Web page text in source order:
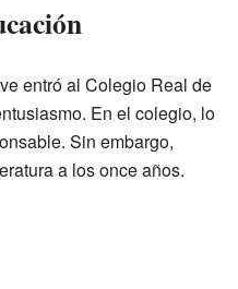
entró al Colegio Real de
En el colegio, lo
Sin embargo,
a los once años.